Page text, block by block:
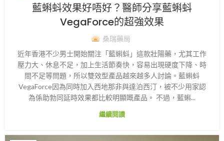
藍蝌蚪效果好唔好？醫師分享藍蝌蚪
VegaForce的超強效果
桑瑞藥局
近年香港不少男士開始關注「藍蝌蚪」這款壯陽藥，尤其工作
壓力大、休息不足，加上生活節奏快，容易出現硬度下降、時
間不足等問題，所以雙效型產品越來越多人討論。藍蝌蚪
VegaForce因為同時加入西地那非與達泊西汀，被不少用家認
為係助勃同延時效果都比較明顯嘅產品。 不過，藍蝌...
繼續閱讀